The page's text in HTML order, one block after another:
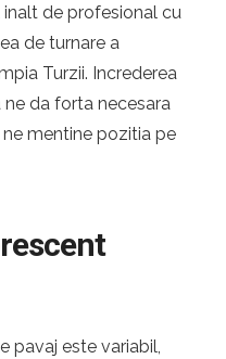
de profesional cu
de turnare a
Turzii. Increderea
da forta necesara
mentine pozitia pe
pavaj este variabil,